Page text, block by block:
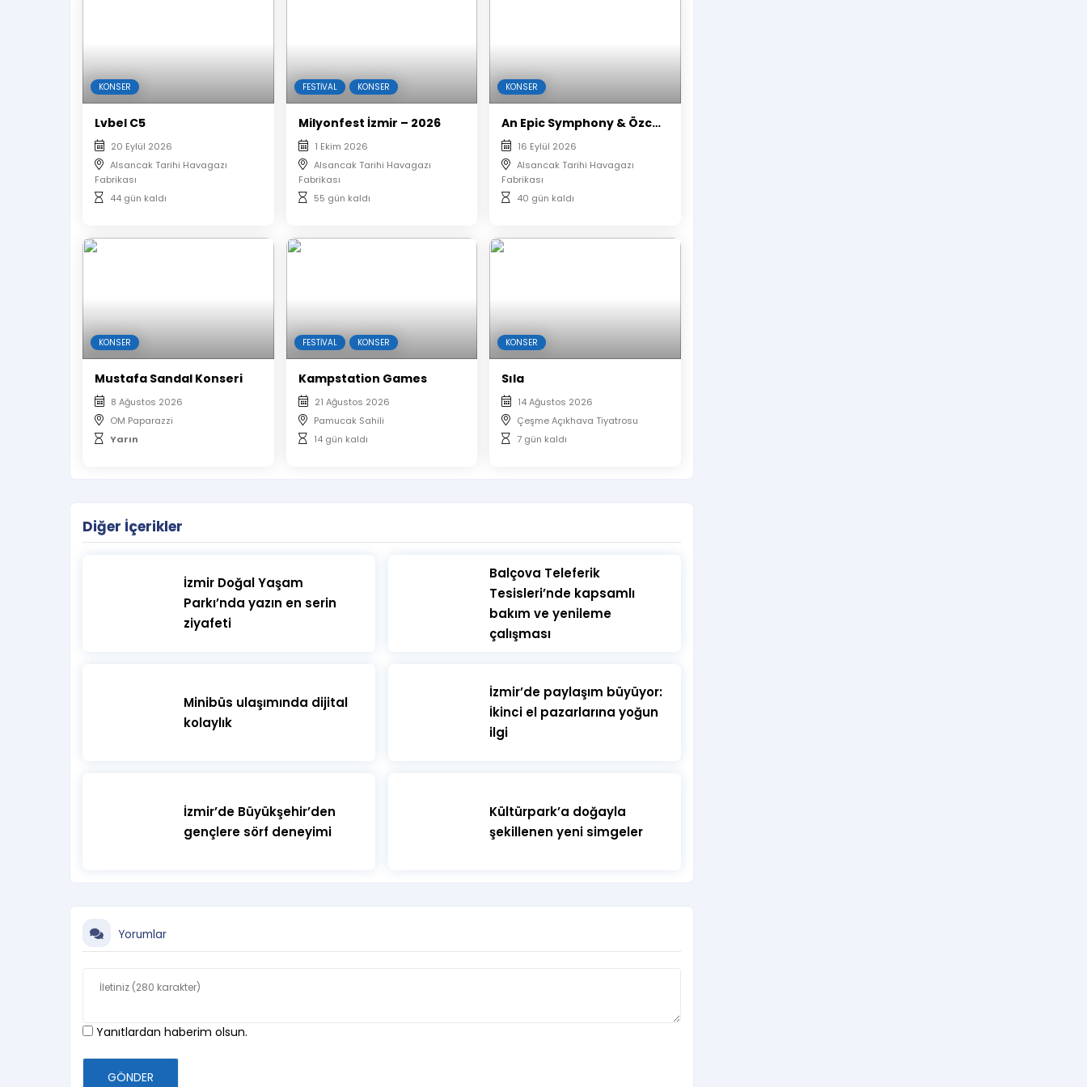
KONSER
Lvbel C5
20 Eylül 2026
Alsancak Tarihi Havagazı
Fabrikası
44 gün kaldı
FESTIVAL KONSER
Milyonfest İzmir – 2026
1 Ekim 2026
Alsancak Tarihi Havagazı
Fabrikası
55 gün kaldı
KONSER
An Epic Symphony & Özcan Deniz
16 Eylül 2026
Alsancak Tarihi Havagazı
Fabrikası
40 gün kaldı
KONSER
Mustafa Sandal Konseri
8 Ağustos 2026
OM Paparazzi
Yarın
FESTIVAL KONSER
Kampstation Games
21 Ağustos 2026
Pamucak Sahili
14 gün kaldı
KONSER
Sıla
14 Ağustos 2026
Çeşme Açıkhava Tiyatrosu
7 gün kaldı
Diğer İçerikler
İzmir Doğal Yaşam
Parkı’nda yazın en serin
ziyafeti
​Balçova Teleferik
Tesisleri’nde kapsamlı
bakım ve yenileme
çalışması
Minibüs ulaşımında dijital
kolaylık
İzmir’de paylaşım büyüyor:
İkinci el pazarlarına yoğun
ilgi
İzmir’de Büyükşehir’den
gençlere sörf deneyimi
Kültürpark’a doğayla
şekillenen yeni simgeler
Yorumlar
Yanıtlardan haberim olsun.
GÖNDER